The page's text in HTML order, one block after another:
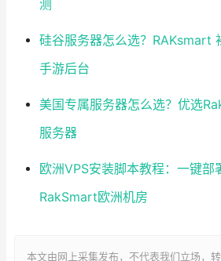
测
硅谷服务器怎么选？RAKsmart
手游后台
美国专属服务器怎么选？优选
服务器
欧洲VPS安装脚本教程：一键部
RakSmart欧洲机房
本文由网上采集发布，不代表我们立场，